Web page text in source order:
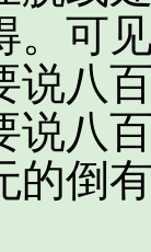
。可
说八
说八
的倒